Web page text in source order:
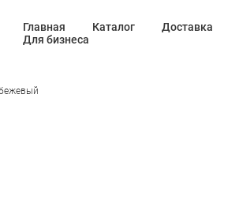
Главная Каталог Доставка
Для бизнеса